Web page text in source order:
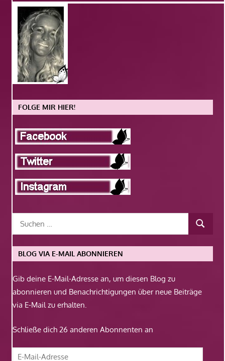
FOLGE MIR HIER!
BLOG VIA E-MAIL ABONNIEREN
Gib deine E-Mail-Adresse an, um diesen Blog zu
abonnieren und Benachrichtigungen über neue Beiträge
via E-Mail zu erhalten.
Schließe dich 26 anderen Abonnenten an
E-